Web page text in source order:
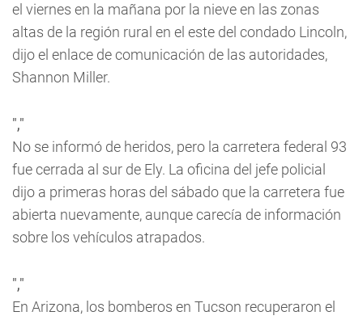
el viernes en la mañana por la nieve en las zonas
altas de la región rural en el este del condado Lincoln,
dijo el enlace de comunicación de las autoridades,
Shannon Miller.
","
No se informó de heridos, pero la carretera federal 93
fue cerrada al sur de Ely. La oficina del jefe policial
dijo a primeras horas del sábado que la carretera fue
abierta nuevamente, aunque carecía de información
sobre los vehículos atrapados.
","
En Arizona, los bomberos en Tucson recuperaron el